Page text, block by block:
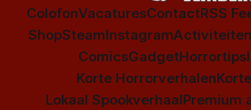
ColofonVacaturesContactRSS
ShopSteamInstagramActiviteiten
ComicsGadgetHorrortips
Korte Horrorverhalen
Lokaal SpookverhaalPremium